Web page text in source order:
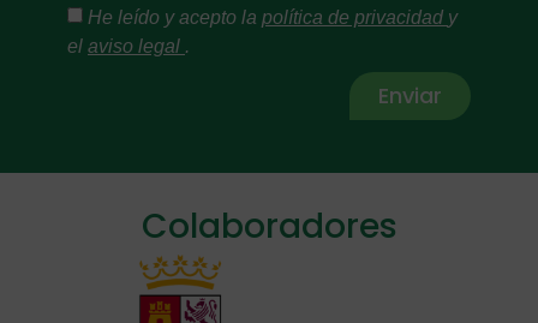
He leído y acepto la política de privacidad y
el aviso legal .
Enviar
Colaboradores